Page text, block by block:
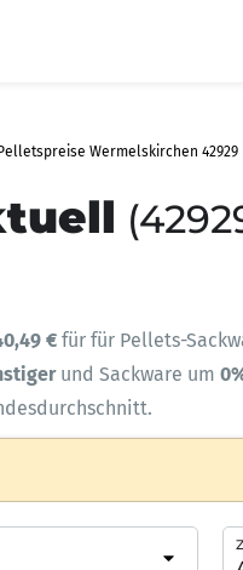
Pelletspreise Wermelskirchen 42929
€ für für Pellets-
und Sackware um